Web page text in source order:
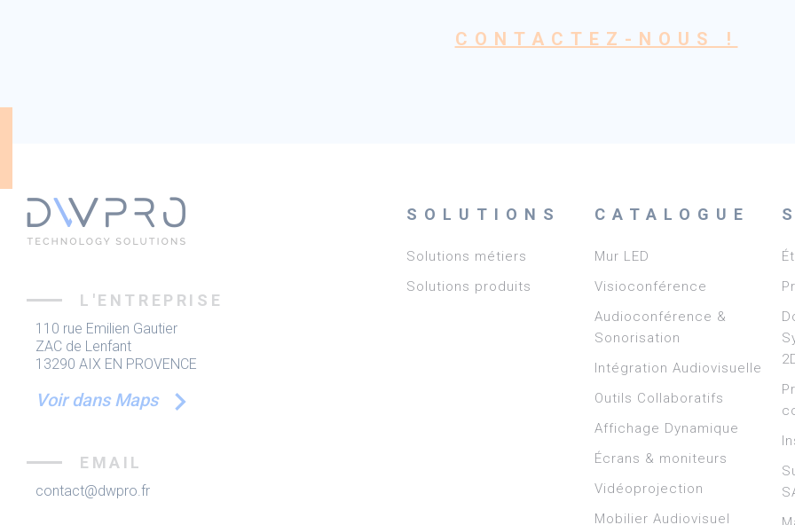
CONTACTEZ-NOUS !
L'ENTREPRISE
110 rue Emilien Gautier
ZAC de Lenfant
13290 AIX EN PROVENCE
Voir dans Maps
EMAIL
contact@dwpro.fr
SOLUTIONS
Solutions métiers
Solutions produits
CATALOGUE
Mur LED
Visioconférence
Audioconférence &
Sonorisation
Intégration Audiovisuelle
Outils Collaboratifs
Affichage Dynamique
Écrans & moniteurs
Vidéoprojection
Mobilier Audiovisuel